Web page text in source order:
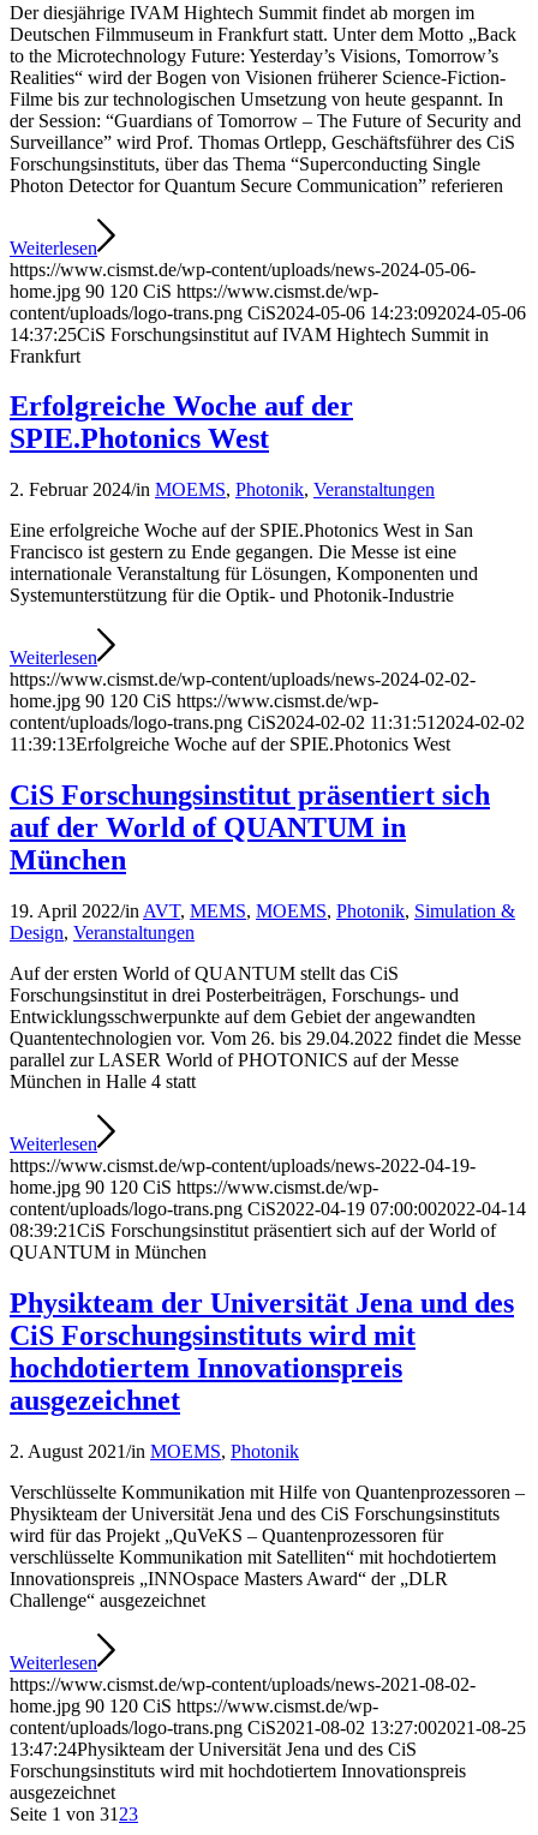
Der diesjährige IVAM Hightech Summit findet ab morgen im
Deutschen Filmmuseum in Frankfurt statt. Unter dem Motto „Back
to the Microtechnology Future: Yesterday’s Visions, Tomorrow’s
Realities“ wird der Bogen von Visionen früherer Science-Fiction-
Filme bis zur technologischen Umsetzung von heute gespannt. In
der Session: “Guardians of Tomorrow – The Future of Security and
Surveillance” wird Prof. Thomas Ortlepp, Geschäftsführer des CiS
Forschungsinstituts, über das Thema “Superconducting Single
Photon Detector for Quantum Secure Communication” referieren
Weiterlesen
https://www.cismst.de/wp-content/uploads/news-2024-05-06-
home.jpg 90 120 CiS https://www.cismst.de/wp-
content/uploads/logo-trans.png CiS2024-05-06 14:23:092024-05-06
14:37:25CiS Forschungsinstitut auf IVAM Hightech Summit in
Frankfurt
Erfolgreiche Woche auf der
SPIE.Photonics West
2. Februar 2024/in MOEMS, Photonik, Veranstaltungen
Eine erfolgreiche Woche auf der SPIE.Photonics West in San
Francisco ist gestern zu Ende gegangen. Die Messe ist eine
internationale Veranstaltung für Lösungen, Komponenten und
Systemunterstützung für die Optik- und Photonik-Industrie
Weiterlesen
https://www.cismst.de/wp-content/uploads/news-2024-02-02-
home.jpg 90 120 CiS https://www.cismst.de/wp-
content/uploads/logo-trans.png CiS2024-02-02 11:31:51 2024-02-02
11:39:13Erfolgreiche Woche auf der SPIE.Photonics West
CiS Forschungsinstitut präsentiert sich
auf der World of QUANTUM in
München
19. April 2022/in AVT, MEMS, MOEMS, Photonik, Simulation &
Design, Veranstaltungen
Auf der ersten World of QUANTUM stellt das CiS
Forschungsinstitut in drei Posterbeiträgen, Forschungs- und
Entwicklungsschwerpunkte auf dem Gebiet der angewandten
Quantentechnologien vor. Vom 26. bis 29.04.2022 findet die Messe
parallel zur LASER World of PHOTONICS auf der Messe
München in Halle 4 statt
Weiterlesen
https://www.cismst.de/wp-content/uploads/news-2022-04-19-
home.jpg 90 120 CiS https://www.cismst.de/wp-
content/uploads/logo-trans.png CiS2022-04-19 07:00:002022-04-14
08:39:21CiS Forschungsinstitut präsentiert sich auf der World of
QUANTUM in München
Physikteam der Universität Jena und des
CiS Forschungsinstituts wird mit
hochdotiertem Innovationspreis
ausgezeichnet
2. August 2021/in MOEMS, Photonik
Verschlüsselte Kommunikation mit Hilfe von Quantenprozessoren –
Physikteam der Universität Jena und des CiS Forschungsinstituts
wird für das Projekt „QuVeKS – Quantenprozessoren für
verschlüsselte Kommunikation mit Satelliten“ mit hochdotiertem
Innovationspreis „INNOspace Masters Award“ der „DLR
Challenge“ ausgezeichnet
Weiterlesen
https://www.cismst.de/wp-content/uploads/news-2021-08-02-
home.jpg 90 120 CiS https://www.cismst.de/wp-
content/uploads/logo-trans.png CiS2021-08-02 13:27:002021-08-25
13:47:24Physikteam der Universität Jena und des CiS
Forschungsinstituts wird mit hochdotiertem Innovationspreis
ausgezeichnet
Seite 1 von 31 23